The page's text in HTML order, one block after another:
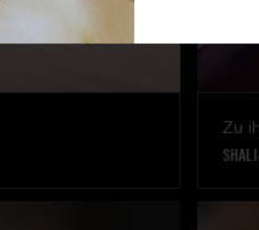
Zu